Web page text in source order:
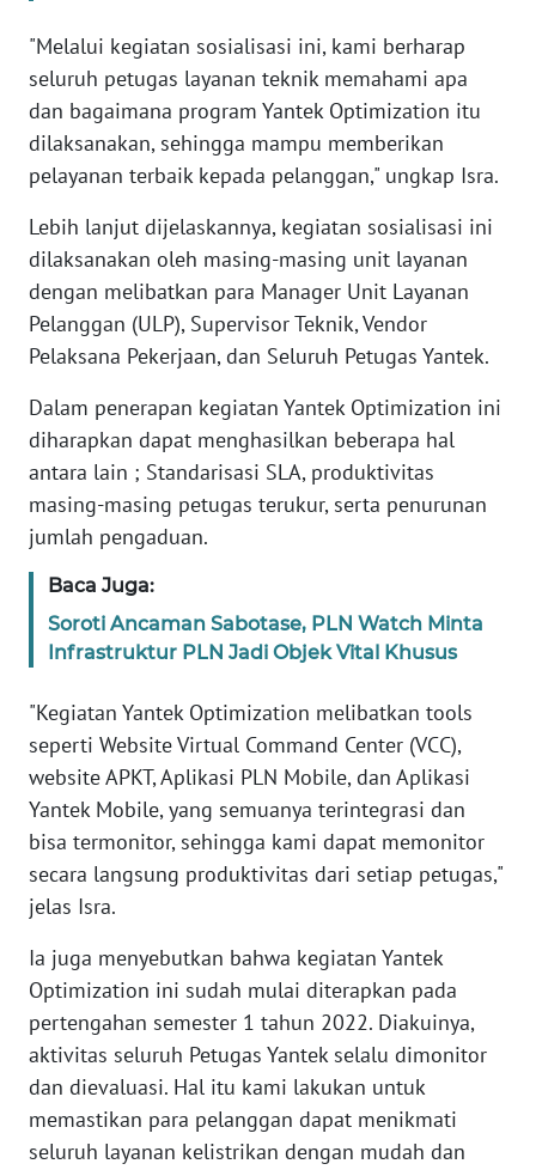
"Melalui kegiatan sosialisasi ini, kami berharap
seluruh petugas layanan teknik memahami apa
dan bagaimana program Yantek Optimization itu
dilaksanakan, sehingga mampu memberikan
pelayanan terbaik kepada pelanggan," ungkap Isra.
Lebih lanjut dijelaskannya, kegiatan sosialisasi ini
dilaksanakan oleh masing-masing unit layanan
dengan melibatkan para Manager Unit Layanan
Pelanggan (ULP), Supervisor Teknik, Vendor
Pelaksana Pekerjaan, dan Seluruh Petugas Yantek.
Dalam penerapan kegiatan Yantek Optimization ini
diharapkan dapat menghasilkan beberapa hal
antara lain ; Standarisasi SLA, produktivitas
masing-masing petugas terukur, serta penurunan
jumlah pengaduan.
Baca Juga:
Soroti Ancaman Sabotase, PLN Watch Minta
Infrastruktur PLN Jadi Objek Vital Khusus
"Kegiatan Yantek Optimization melibatkan tools
seperti Website Virtual Command Center (VCC),
website APKT, Aplikasi PLN Mobile, dan Aplikasi
Yantek Mobile, yang semuanya terintegrasi dan
bisa termonitor, sehingga kami dapat memonitor
secara langsung produktivitas dari setiap petugas,"
jelas Isra.
Ia juga menyebutkan bahwa kegiatan Yantek
Optimization ini sudah mulai diterapkan pada
pertengahan semester 1 tahun 2022. Diakuinya,
aktivitas seluruh Petugas Yantek selalu dimonitor
dan dievaluasi. Hal itu kami lakukan untuk
memastikan para pelanggan dapat menikmati
seluruh layanan kelistrikan dengan mudah dan
WN
JABAR
WN
BANTEN
NTT
WN
KEPRI
PAPUA
WN
PAPUA
BARAT
WN
RIAU
SERAMBI
WN
JAMBI
WN
SULTRA
NTB
WN
SULTENG
WN
SULBAR